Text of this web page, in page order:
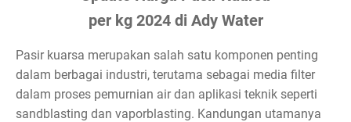
per kg 2024 di Ady Water
Pasir kuarsa merupakan salah satu komponen penting
dalam berbagai industri, terutama sebagai media filter
dalam proses pemurnian air dan aplikasi teknik seperti
sandblasting dan vaporblasting. Kandungan utamanya